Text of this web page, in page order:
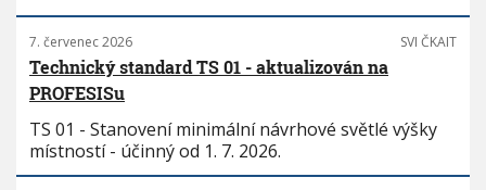
7. červenec 2026 SVI ČKAIT
Technický standard TS 01 - aktualizován na
PROFESISu
TS 01 - Stanovení minimální návrhové světlé výšky
místností - účinný od 1. 7. 2026.